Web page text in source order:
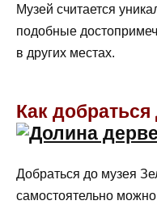
Музей считается
подобные
в других местах.
Как добраться
Добраться до музея
самостоятельно